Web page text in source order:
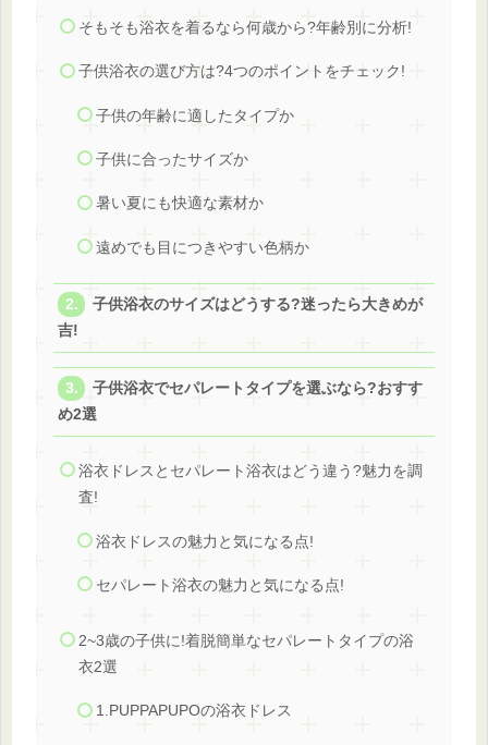
そもそも浴衣を着るなら何歳から?年齢別に分析!
子供浴衣の選び方は?4つのポイントをチェック!
子供の年齢に適したタイプか
子供に合ったサイズか
暑い夏にも快適な素材か
遠めでも目につきやすい色柄か
子供浴衣のサイズはどうする?迷ったら大きめが
吉!
子供浴衣でセパレートタイプを選ぶなら?おすす
め2選
浴衣ドレスとセパレート浴衣はどう違う?魅力を調
査!
浴衣ドレスの魅力と気になる点!
セパレート浴衣の魅力と気になる点!
2~3歳の子供に!着脱簡単なセパレートタイプの浴
衣2選
1.PUPPAPUPOの浴衣ドレス